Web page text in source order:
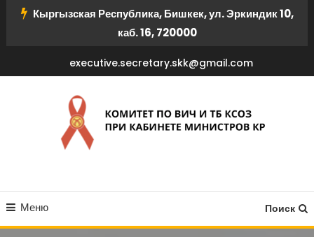
ПерейтиКыргызская Республика, Бишкек, ул. Эркиндик 10,
каб. 16, 720000
executive.secretary.skk@gmail.com
КСОЗ ПРИ КАБИНЕТЕ
Меню Поиск